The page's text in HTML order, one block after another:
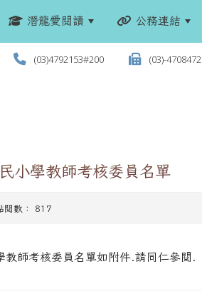
潛龍愛閱讀 公務連結
(03)4792153#200 (03)-4708472
小學教師考核委員名單
閱數： 817
師考核委員名單如附件.請同仁參閱.